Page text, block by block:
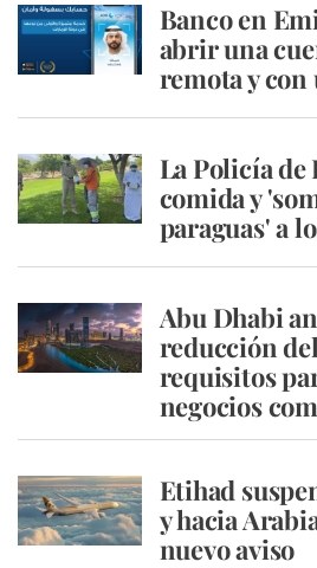
Banco en
abrir una
remota y
La Policía
comida y
paraguas' a
Abu Dhabi
reducción del
requisitos
negocios
Etihad
y hacia
nuevo aviso